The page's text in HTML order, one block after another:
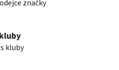
značky
kluby